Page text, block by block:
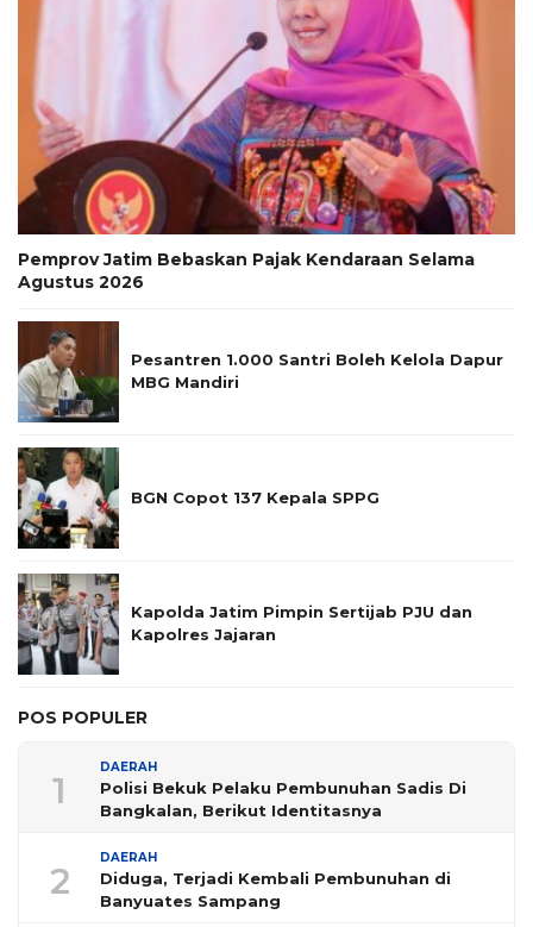
Pemprov Jatim Bebaskan Pajak Kendaraan Selama
Agustus 2026
Pesantren 1.000 Santri Boleh Kelola Dapur
MBG Mandiri
BGN Copot 137 Kepala SPPG
Kapolda Jatim Pimpin Sertijab PJU dan
Kapolres Jajaran
POS POPULER
1
DAERAH
Polisi Bekuk Pelaku Pembunuhan Sadis Di
Bangkalan, Berikut Identitasnya
2
DAERAH
Diduga, Terjadi Kembali Pembunuhan di
Banyuates Sampang